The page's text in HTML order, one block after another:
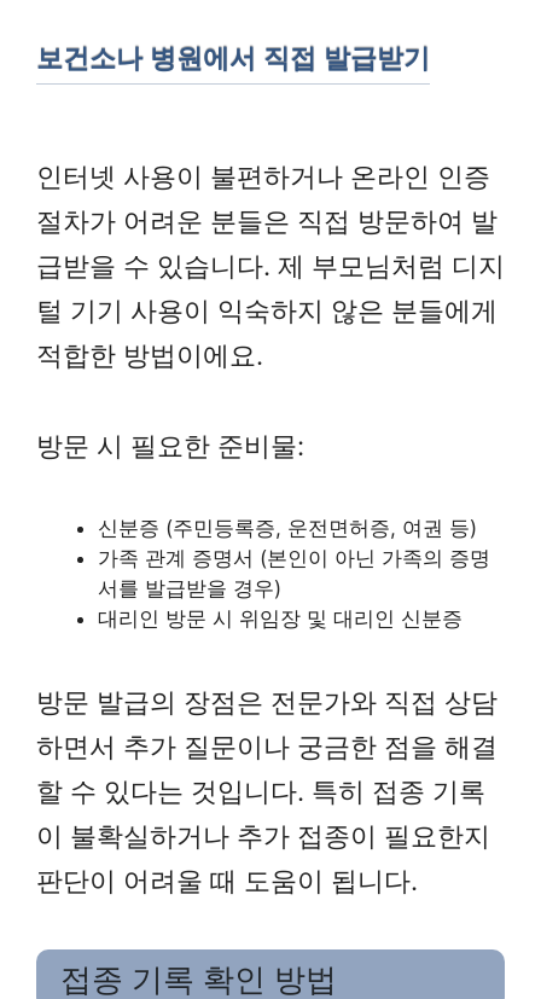
보건소나 병원에서 직접 발급받기
인터넷 사용이 불편하거나 온라인 인증
절차가 어려운 분들은 직접 방문하여 발
급받을 수 있습니다. 제 부모님처럼 디지
털 기기 사용이 익숙하지 않은 분들에게
적합한 방법이에요.
방문 시 필요한 준비물:
신분증 (주민등록증, 운전면허증, 여권 등)
가족 관계 증명서 (본인이 아닌 가족의 증명
서를 발급받을 경우)
대리인 방문 시 위임장 및 대리인 신분증
방문 발급의 장점은 전문가와 직접 상담
하면서 추가 질문이나 궁금한 점을 해결
할 수 있다는 것입니다. 특히 접종 기록
이 불확실하거나 추가 접종이 필요한지
판단이 어려울 때 도움이 됩니다.
접종 기록 확인 방법